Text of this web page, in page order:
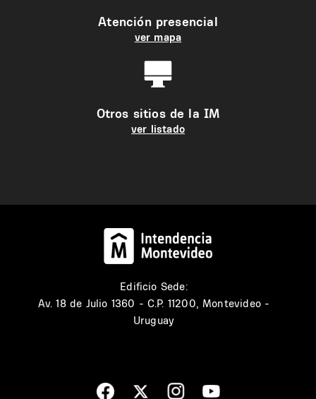
Atención presencial
ver mapa
Otros sitios de la IM
ver listado
Edificio Sede:
Av. 18 de Julio 1360 - C.P. 11200, Montevideo -
Uruguay